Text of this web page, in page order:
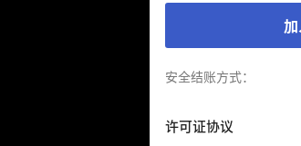
安全结账方式：
许可证协议